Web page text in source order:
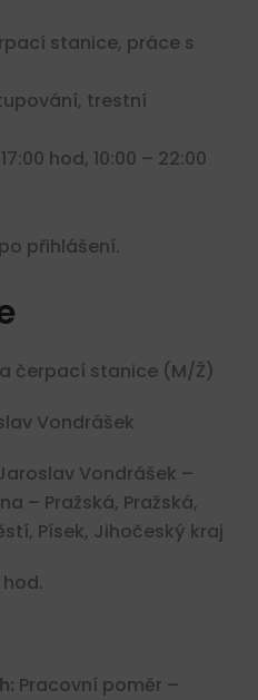
stanice, práce s
trestní
hod, 10:00 – 22:00
přihlášení.
čerpací stanice (M/Ž)
Vondrášek
Vondrášek –
– Pražská, Pražská,
Písek, Jihočeský kraj
hod.
Pracovní poměr –